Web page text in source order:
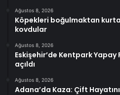
Ağustos 8, 2026
Köpekleri boğulmaktan
kovdular
Ağustos 8, 2026
Eskişehir’de Kentpark
açıldı
Ağustos 8, 2026
Adana’da Kaza: Çift